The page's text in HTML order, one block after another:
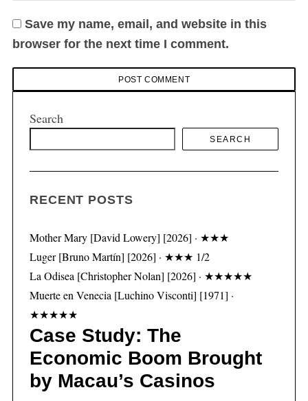
Save my name, email, and website in this
browser for the next time I comment.
Search
SEARCH
RECENT POSTS
Mother Mary [David Lowery] [2026] · ★★★
Luger [Bruno Martín] [2026] · ★★★ 1/2
La Odisea [Christopher Nolan] [2026] · ★★★★★
Muerte en Venecia [Luchino Visconti] [1971] ·
★★★★★
Case Study: The
Economic Boom Brought
by Macau’s Casinos